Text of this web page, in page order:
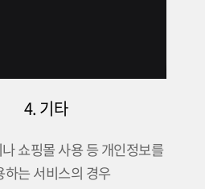
4. 기타
쇼핑몰 사용 등 개인정보를
하는 서비스의 경우